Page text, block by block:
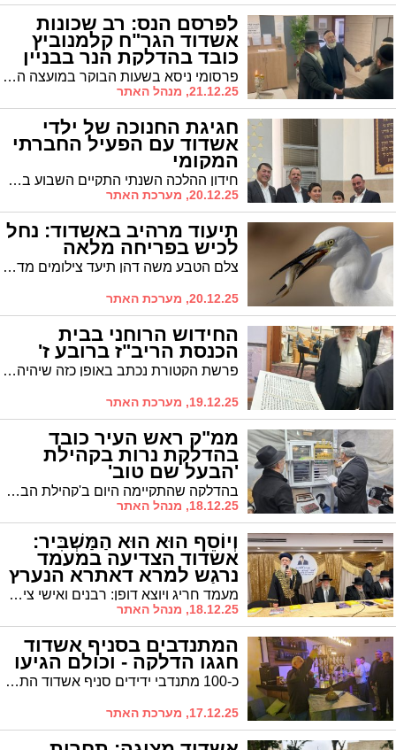
לפרסם הנס: רב שכונות
אשדוד הגר"ח קלמנוביץ
כובד בהדלקת הנר בבניין
המועה"ד פרסומי ניסא בשעות הבוקר במועצה הדתית: רב שכונות אשדוד הגר"ח קלמנוביץ כובד בהדלקת הנר והסביר את טעם המנהג החשוב על פי דבריו מרן הראשון לציון הגאון רבי עובדיה יוסף זצוק"ל
21.12.25, מנהל האתר
חגיגת החנוכה של ילדי
אשדוד עם הפעיל החברתי
המקומי
חידון ההלכה השנתי התקיים השבוע בבית הכנסת המרכזי "זכור לאברהם" ברובע ט' באשדוד, ביוזמת הפעיל החברתי אלי כהן. האירוע, שהפך למסורת קהילתית, התקיים בהשתתפות רבנים, אישי ציבור, הורים וילדים
20.12.25, מערכת האתר
תיעוד מרהיב באשדוד: נחל
לכיש בפריחה מלאה
צלם הטבע משה דהן תיעד צילומים מדהימים של נחל לכיש באשדוד, המציגים את עוצמת הטבע המקומי בכל הדרו
20.12.25, מערכת האתר
החידוש הרוחני בבית
הכנסת הריב"ז ברובע ז'
פרשת הקטורת נכתב באופן כזה שיהיה מותר לכולי עלמא בשלושה טורים, כי כתיבת פיטום הקטורת באופן רגיל זה מהווה בעיה שהרבה פוסקים ובראשם מרן הגר"ע יוסף זצוק"ל התנגדו לכך בכל תוקף
19.12.25, מערכת האתר
ממ"ק ראש העיר כובד
בהדלקת נרות בקהילת
'הבעל שם טוב'
בהדלקה שהתקיימה היום ב'קהילת הבעל שם טוב' כובד ממ"ק רה"ע, אבי אמסלם
18.12.25, מנהל האתר
וְיוֹסֵף הוּא הוּא הַמַּשְׁבִּיר:
אשדוד הצדיעה במעמד
נרגש למרא דאתרא הנערץ
של העיר מעמד חריג ויוצא דופן: רבנים ואישי ציבור מכל המגזרים והעדות במפגן הערצה למרא דאתרא דאשדוד, הגר"י שיינין שליט"א: ,ארבעים שנה שהן מקשה אחת של אהבת ישראל"
18.12.25, מנהל האתר
המתנדבים בסניף אשדוד
חגגו הדלקה - וכולם הגיעו
כ-100 מתנדבי ידידים סניף אשדוד התכנסו אמש להדלקת נר שלישי של חנוכה, באולמי "בנג'מין – אירועי שף" באשדוד
17.12.25, מערכת האתר